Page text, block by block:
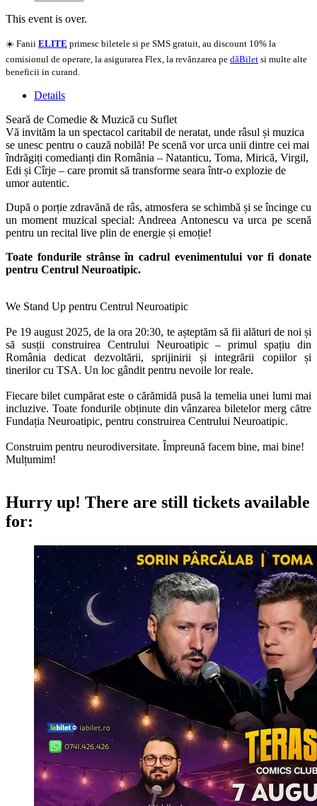
This event is over.
☀️ Fanii ELITE primesc biletele si pe SMS gratuit, au discount 10% la
comisionul de operare, la asigurarea Flex, la revânzarea pe dăBilet si multe alte
beneficii in curand.
Details
Seară de Comedie & Muzică cu Suflet
Vă invităm la un spectacol caritabil de neratat, unde râsul și muzica
se unesc pentru o cauză nobilă! Pe scenă vor urca unii dintre cei mai
îndrăgiți comedianți din România – Natanticu, Toma, Mirică, Virgil,
Edi și Cîrje – care promit să transforme seara într-o explozie de
umor autentic.
După o porție zdravănă de râs, atmosfera se schimbă și se încinge cu
un moment muzical special: Andreea Antonescu va urca pe scenă
pentru un recital live plin de energie și emoție!
Toate fondurile strânse în cadrul evenimentului vor fi donate
pentru Centrul Neuroatipic.
We Stand Up pentru Centrul Neuroatipic
Pe 19 august 2025, de la ora 20:30, te așteptăm să fii alături de noi și
să susții construirea Centrului Neuroatipic – primul spațiu din
România dedicat dezvoltării, sprijinirii și integrării copiilor și
tinerilor cu TSA. Un loc gândit pentru nevoile lor reale.
Fiecare bilet cumpărat este o cărămidă pusă la temelia unei lumi mai
incluzive. Toate fondurile obținute din vânzarea biletelor merg către
Fundația Neuroatipic, pentru construirea Centrului Neuroatipic.
Construim pentru neurodiversitate. Împreună facem bine, mai bine!
Mulțumim!
Hurry up! There are still tickets available
for: